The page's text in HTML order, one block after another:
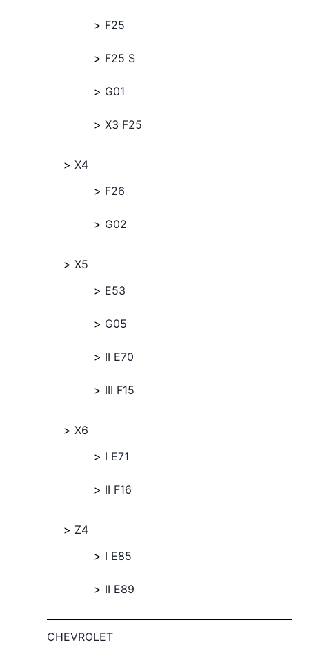
F25
F25 S
G01
X3 F25
X4
F26
G02
X5
E53
G05
II E70
III F15
X6
I E71
II F16
Z4
I E85
II E89
CHEVROLET